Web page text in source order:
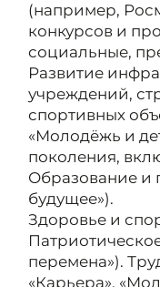
(например,
конкурсов и
социальные,
Развитие
учреждений,
спортивных
«Молодёжь и
поколения,
Образование и
будущее»).
Здоровье и
перемена»).
«Карьера»,